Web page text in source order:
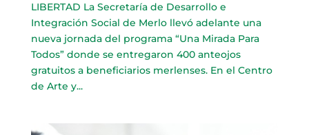
LIBERTAD La Secretaría de Desarrollo e
Integración Social de Merlo llevó adelante una
nueva jornada del programa “Una Mirada Para
Todos” donde se entregaron 400 anteojos
gratuitos a beneficiarios merlenses. En el Centro
de Arte y...